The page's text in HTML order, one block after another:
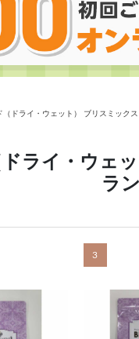
（ドライ・ウェット） ブリスミック
ライ・ウェ
ラ
3